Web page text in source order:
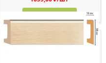
Купить